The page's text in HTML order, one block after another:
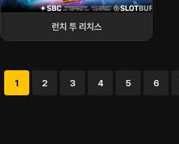
런치 투 리치스
1 2 3 4 5 6